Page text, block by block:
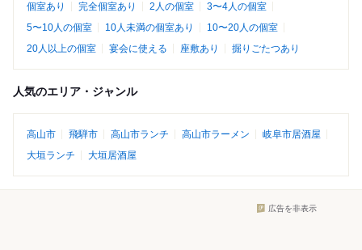
個室あり 完全個室あり 2人の個室
3〜4人の個室
5〜10人の個室
10人未満の個室あり
10〜20人の個室
20人以上の個室
宴会に使える 座敷あり 掘りごたつあり
人気のエリア・ジャンル
高山市 飛騨市 高山市ランチ 高山市ラーメン
岐阜市居酒屋
大垣ランチ
大垣居酒屋
広告を非表示